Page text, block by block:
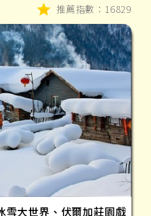
推薦指數：16829
雪大世界、伏爾加莊園戲